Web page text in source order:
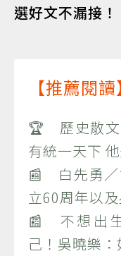
選好文不漏接！
【推薦閱讀】
🏆 歷史散文
有統一天下
📰 白先勇／
立60周年以
📰 不想出
己！吳曉樂